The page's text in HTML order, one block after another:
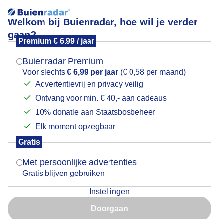
Welkom bij Buienradar, hoe wil je verder
gaan?
Premium € 6,99 / jaar
Buienradar Premium
Voor slechts € 6,99 per jaar (€ 0,58 per maand)
Advertentievrij en privacy veilig
Ontvang voor min. € 40,- aan cadeaus
10% donatie aan Staatsbosbeheer
Elk moment opzegbaar
Gratis
Met persoonlijke advertenties
Gratis blijven gebruiken
Instellingen
Doorgaan
Morgen uitwaaien?
Mogen we je locatie gebruiken voor het
Indien je hier nog geen akkoord op hebt gegeven,
verschijnt er zo een pop-up uit je browser waarin
Is goed, toon de popup
Nu niet, misschien later